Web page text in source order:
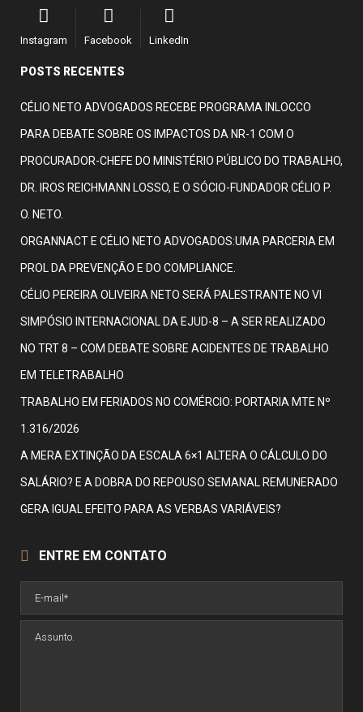
Instagram Facebook LinkedIn
POSTS RECENTES
CÉLIO NETO ADVOGADOS RECEBE PROGRAMA INLOCCO
PARA DEBATE SOBRE OS IMPACTOS DA NR-1 COM O
PROCURADOR-CHEFE DO MINISTÉRIO PÚBLICO DO TRABALHO,
DR. IROS REICHMANN LOSSO, E O SÓCIO-FUNDADOR CÉLIO P.
O. NETO.
ORGANNACT E CÉLIO NETO ADVOGADOS:UMA PARCERIA EM
PROL DA PREVENÇÃO E DO COMPLIANCE.
CÉLIO PEREIRA OLIVEIRA NETO SERÁ PALESTRANTE NO VI
SIMPÓSIO INTERNACIONAL DA EJUD-8 – A SER REALIZADO
NO TRT 8 – COM DEBATE SOBRE ACIDENTES DE TRABALHO
EM TELETRABALHO
TRABALHO EM FERIADOS NO COMÉRCIO: PORTARIA MTE Nº
1.316/2026
A MERA EXTINÇÃO DA ESCALA 6×1 ALTERA O CÁLCULO DO
SALÁRIO? E A DOBRA DO REPOUSO SEMANAL REMUNERADO
GERA IGUAL EFEITO PARA AS VERBAS VARIÁVEIS?
ENTRE EM CONTATO